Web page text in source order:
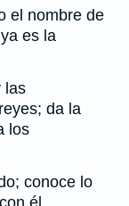
el nombre de
es la
las
da la
los
conoce lo
él.